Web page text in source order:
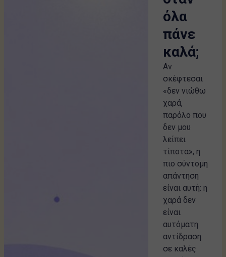
όλα
πάνε
καλά;
Αν
σκέφτεσαι
«δεν νιώθω
χαρά,
παρόλο που
δεν μου
λείπει
τίποτα», η
πιο σύντομη
απάντηση
είναι αυτή: η
χαρά δεν
είναι
αυτόματη
αντίδραση
σε καλές